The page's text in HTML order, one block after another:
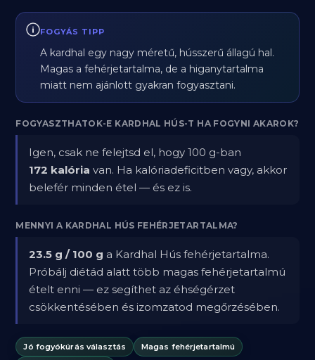
FOGYÁS TIPP
A kardhal egy nagy méretű, hússzerű állagú hal.
Magas a fehérjetartalma, de a higanytartalma
miatt nem ajánlott gyakran fogyasztani.
FOGYASZTHATOK-E KARDHAL HÚS-T HA FOGYNI AKAROK?
Igen, csak ne felejtsd el, hogy 100 g-ban
172 kalória van. Ha kalóriadeficitben vagy, akkor
belefér minden étel — és ez is.
MENNYI A KARDHAL HÚS FEHÉRJETARTALMA?
23.5 g / 100 g a Kardhal Hús fehérjetartalma.
Próbálj diétád alatt több magas fehérjetartalmú
ételt enni — ez segíthet az éhségérzet
csökkentésében és izomzatod megőrzésében.
Jó fogyókúrás választás
Magas fehérjetartalmú